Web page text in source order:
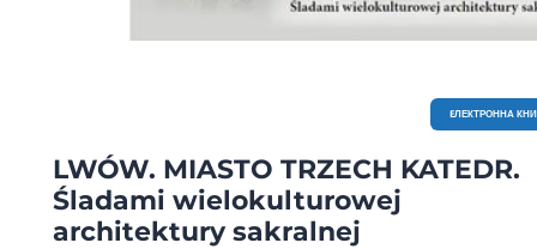
EЛЕКТРОННА
LWÓW. MIASTO TRZECH KATEDR.
Śladami wielokulturowej
architektury sakralnej